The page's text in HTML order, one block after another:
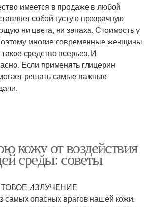
имеется в продаже в любой
собой густую прозрачную
ни цвета, ни запаха. Стоимость у
многие современные женщины
средство всерьез. И
Если применять глицерин
решать самые важные
кожу от воздействия
среды: советы
ИЗЛУЧЕНИЕ
самых опасных врагов нашей кожи.